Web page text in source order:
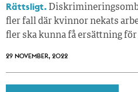
Rättsligt.
fler fall där kvinnor nekats
fler ska kunna få ersättning
29 NOVEMBER, 2022